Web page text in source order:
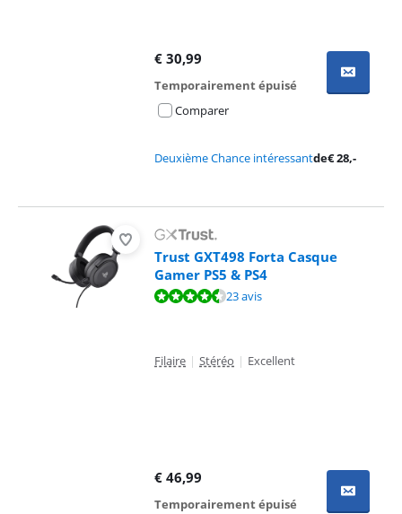
€ 30,99
Temporairement épuisé
Comparer
Deuxième Chance intéressantde€28,-
Trust GXT498 Forta Casque
Gamer PS5 & PS4
La note est de 9,0 sur 10, basée sur 23 avis.23 avis
Filaire | Stéréo | Excellent
€ 46,99
Temporairement épuisé